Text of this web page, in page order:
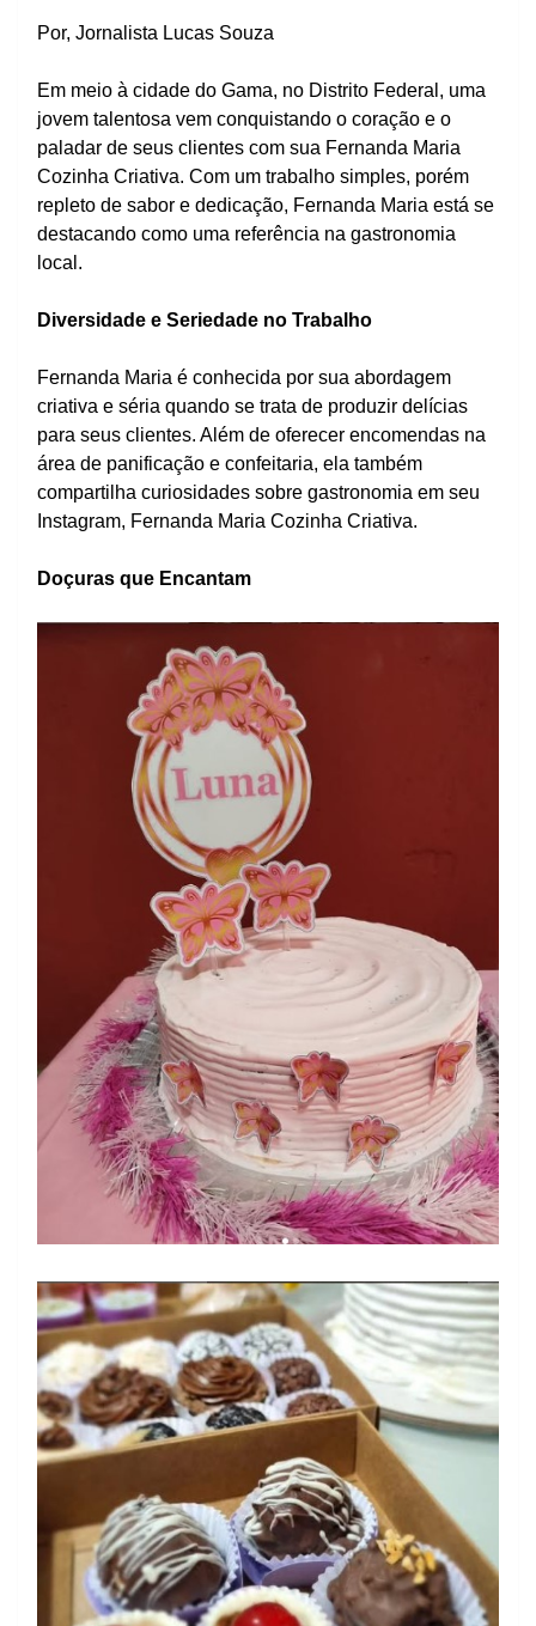
Por, Jornalista Lucas Souza
Em meio à cidade do Gama, no Distrito Federal, uma
jovem talentosa vem conquistando o coração e o
paladar de seus clientes com sua Fernanda Maria
Cozinha Criativa. Com um trabalho simples, porém
repleto de sabor e dedicação, Fernanda Maria está se
destacando como uma referência na gastronomia
local.
Diversidade e Seriedade no Trabalho
Fernanda Maria é conhecida por sua abordagem
criativa e séria quando se trata de produzir delícias
para seus clientes. Além de oferecer encomendas na
área de panificação e confeitaria, ela também
compartilha curiosidades sobre gastronomia em seu
Instagram, Fernanda Maria Cozinha Criativa.
Doçuras que Encantam